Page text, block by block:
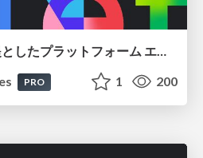
AIエージェントを前提としたプラットフォーム エンジニアリング：GKEで作るAgent-Ready Golden Path
PRO 1 200